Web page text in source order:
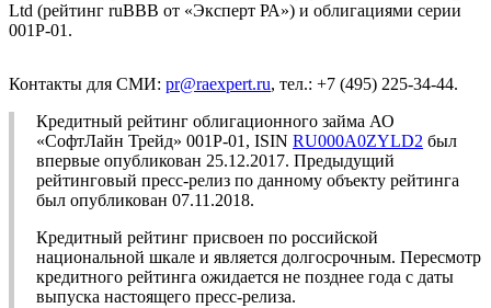
Ltd (рейтинг ruBBB от «Эксперт РА») и облигациями серии
001P-01.
Контакты для СМИ: pr@raexpert.ru, тел.: +7 (495) 225-34-44.
Кредитный рейтинг облигационного займа АО
«СофтЛайн Трейд» 001P-01, ISIN RU000A0ZYLD2 был
впервые опубликован 25.12.2017. Предыдущий
рейтинговый пресс-релиз по данному объекту рейтинга
был опубликован 07.11.2018.
Кредитный рейтинг присвоен по российской
национальной шкале и является долгосрочным. Пересмотр
кредитного рейтинга ожидается не позднее года с даты
выпуска настоящего пресс-релиза.